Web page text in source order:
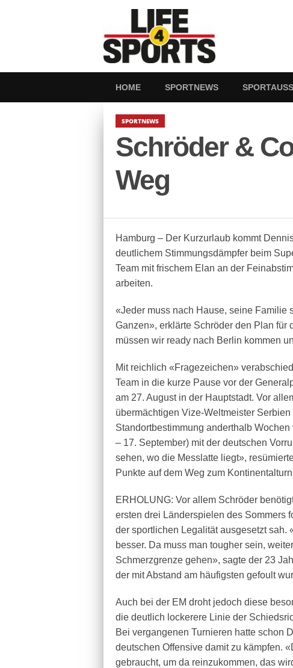
HOME SPORTNEWS
SPORTNEWS
Schröder &
Weg
Hamburg – Der Kurzurlaub kommt
deutlichem Stimmungsdämpfer beim
Team mit frischem Elan an der
arbeiten.
«Jeder muss nach Hause, seine Familie
Ganzen», erklärte Schröder den Plan für
müssen wir ready nach Berlin kommen
Mit reichlich «Fragezeichen»
Team in die kurze Pause vor der
am 27. August in der Hauptstadt. Vor
übermächtigen Vize-Weltmeister
Standortbestimmung anderthalb
– 17. September) mit der deutschen
sehen, wo die Messlatte liegt»,
Punkte auf dem Weg zum
ERHOLUNG: Vor allem Schröder
ersten drei Länderspielen des Sommers
der sportlichen Legalität ausgesetzt sah.
besser. Da muss man tougher sein,
Schmerzgrenze gehen», sagte der 23
der mit Abstand am häufigsten gefoult
Auch bei der EM droht jedoch diese
die deutlich lockerere Linie der
Bei vergangenen Turnieren hatte schon
deutschen Offensive damit zu kämpfen.
gebraucht, um da reinzukommen, das